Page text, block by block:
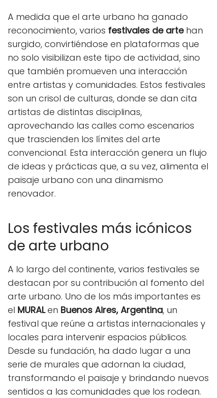
A medida que el arte urbano ha ganado
reconocimiento, varios festivales de artehan
surgido, convirtiéndose en plataformas que
no solo visibilizan este tipo de actividad, sino
que también promueven una interacción
entre artistas y comunidades. Estos festivales
son un crisol de culturas, donde se dan cita
artistas de distintas disciplinas,
aprovechando las calles como escenarios
que trascienden los límites del arte
convencional. Esta interacción genera un flujo
de ideas y prácticas que, a su vez, alimenta el
paisaje urbano con una dinamismo
renovador.
Los festivales más icónicos
de arte urbano
A lo largo del continente, varios festivales se
destacan por su contribución al fomento del
arte urbano. Uno de los más importantes es
el MURALen Buenos Aires, Argentina, un
festival que reúne a artistas internacionales y
locales para intervenir espacios públicos.
Desde su fundación, ha dado lugar a una
serie de murales que adornan la ciudad,
transformando el paisaje y brindando nuevos
sentidos a las comunidades que los rodean.